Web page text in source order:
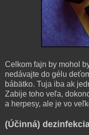
Celkom fajn by mohol
nedávajte do gélu
bábätko. Tuja iba ak
Zabije toho veľa,
a herpesy, ale je vo
(Účinná)